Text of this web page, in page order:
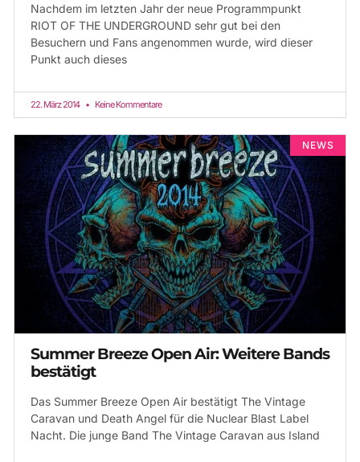
Nachdem im letzten Jahr der neue Programmpunkt
RIOT OF THE UNDERGROUND sehr gut bei den
Besuchern und Fans angenommen wurde, wird dieser
Punkt auch dieses
22. März 2014 Keine Kommentare
NEWS
Summer Breeze Open Air: Weitere Bands
bestätigt
Das Summer Breeze Open Air bestätigt The Vintage
Caravan und Death Angel für die Nuclear Blast Label
Nacht. Die junge Band The Vintage Caravan aus Island